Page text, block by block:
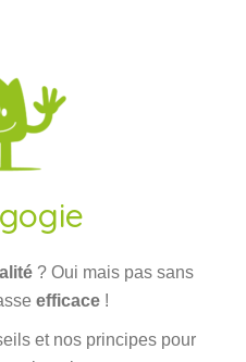
? Oui mais pas sans
efficace
besoins